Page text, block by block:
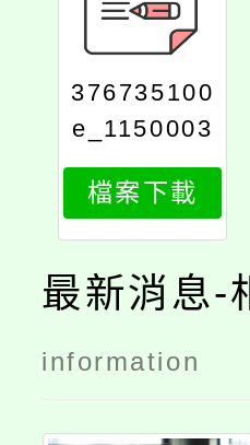
376735100
e_1150003
512_attach
1
檔案下載
最新消息-
information